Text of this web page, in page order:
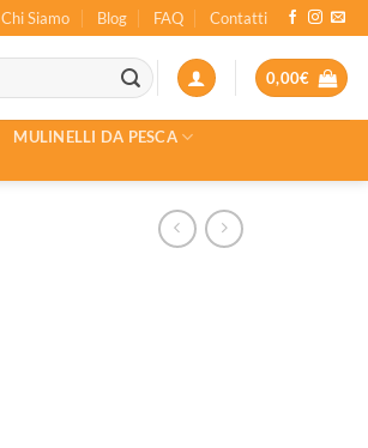
Chi Siamo Blog FAQ Contatti
0,00€
MULINELLI DA PESCA